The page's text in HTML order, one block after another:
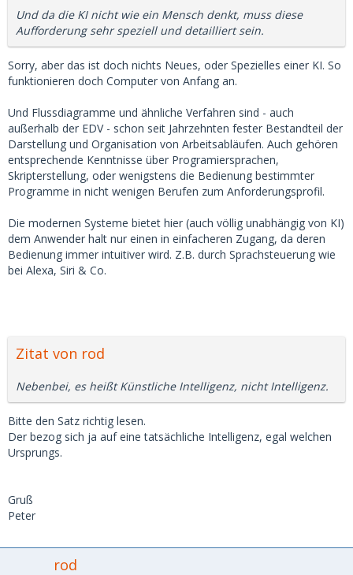
Und da die KI nicht wie ein Mensch denkt, muss diese
Aufforderung sehr speziell und detailliert sein.
Sorry, aber das ist doch nichts Neues, oder Spezielles einer KI. So
funktionieren doch Computer von Anfang an.
Und Flussdiagramme und ähnliche Verfahren sind - auch
außerhalb der EDV - schon seit Jahrzehnten fester Bestandteil der
Darstellung und Organisation von Arbeitsabläufen. Auch gehören
entsprechende Kenntnisse über Programiersprachen,
Skripterstellung, oder wenigstens die Bedienung bestimmter
Programme in nicht wenigen Berufen zum Anforderungsprofil.
Die modernen Systeme bietet hier (auch völlig unabhängig von KI)
dem Anwender halt nur einen in einfacheren Zugang, da deren
Bedienung immer intuitiver wird. Z.B. durch Sprachsteuerung wie
bei Alexa, Siri & Co.
Zitat von rod
Nebenbei, es heißt Künstliche Intelligenz, nicht Intelligenz.
Bitte den Satz richtig lesen.
Der bezog sich ja auf eine tatsächliche Intelligenz, egal welchen
Ursprungs.
Gruß
Peter
rod